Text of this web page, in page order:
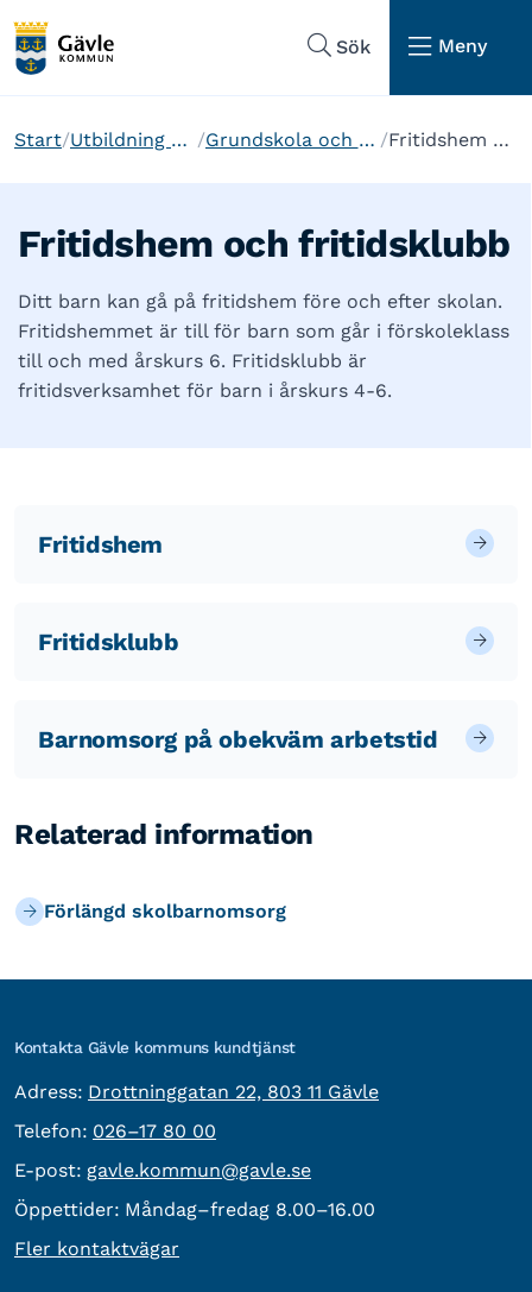
Sök
Meny
Start Utbildning och barnomsorg Grundskola och anpassad grundskola Fritidshem och fritidsklubb
Fritidshem och fritidsklubb
Ditt barn kan gå på fritidshem före och efter skolan.
Fritidshemmet är till för barn som går i förskoleklass
till och med årskurs 6. Fritidsklubb är
fritidsverksamhet för barn i årskurs 4-6.
Fritidshem
Fritidsklubb
Barnomsorg på obekväm arbetstid
Relaterad information
Förlängd skolbarnomsorg
Kontakta Gävle kommuns kundtjänst
Adress: besöksadress:
Drottninggatan 22, 803 11 Gävle
Telefon: Telefon:
026–17 80 00
E-post: E-post:
gavle.kommun@gavle.se
Öppettider: Måndag–fredag 8.00–16.00
Fler kontaktvägar